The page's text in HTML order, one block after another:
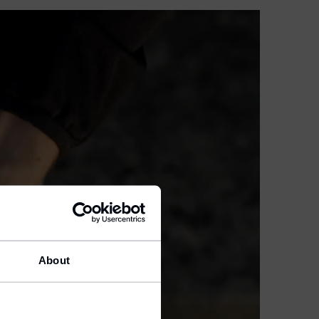
About